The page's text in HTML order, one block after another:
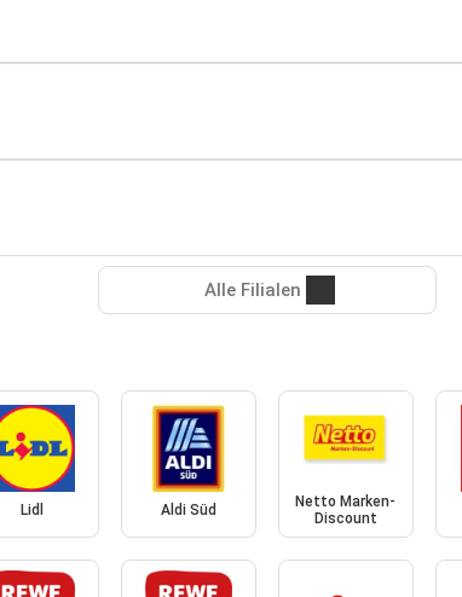
Alle Filialen
Lidl Aldi Süd
Netto Marken-
Discount